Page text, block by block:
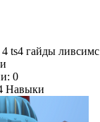
4 ts4 гайды ливсимс
0
Навыки